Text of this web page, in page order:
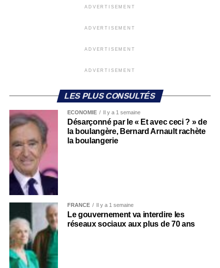
ADVERTISEMENT
ADVERTISEMENT
ADVERTISEMENT
ADVERTISEMENT
LES PLUS CONSULTÉS
ECONOMIE Il y a 1 semaine
Désarçonné par le « Et avec ceci ? » de
la boulangère, Bernard Arnault rachète
la boulangerie
FRANCE Il y a 1 semaine
Le gouvernement va interdire les
réseaux sociaux aux plus de 70 ans